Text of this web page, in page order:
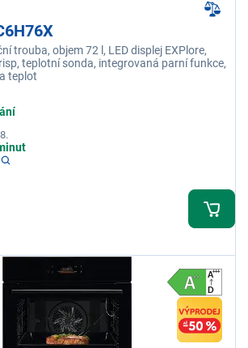
trouba, objem 72 l, LED displej EXPlore,
teplotní sonda, integrovaná parní funkce,
teplot